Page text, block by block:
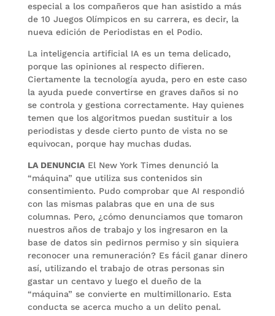
especial a los compañeros que han asistido a más
de 10 Juegos Olímpicos en su carrera, es decir, la
nueva edición de Periodistas en el Podio.
La inteligencia artificial IA es un tema delicado,
porque las opiniones al respecto difieren.
Ciertamente la tecnología ayuda, pero en este caso
la ayuda puede convertirse en graves daños si no
se controla y gestiona correctamente. Hay quienes
temen que los algoritmos puedan sustituir a los
periodistas y desde cierto punto de vista no se
equivocan, porque hay muchas dudas.
LA DENUNCIAEl New York Times denunció la
“máquina” que utiliza sus contenidos sin
consentimiento. Pudo comprobar que AI respondió
con las mismas palabras que en una de sus
columnas. Pero, ¿cómo denunciamos que tomaron
nuestros años de trabajo y los ingresaron en la
base de datos sin pedirnos permiso y sin siquiera
reconocer una remuneración? Es fácil ganar dinero
así, utilizando el trabajo de otras personas sin
gastar un centavo y luego el dueño de la
“máquina” se convierte en multimillonario. Esta
conducta se acerca mucho a un delito penal.